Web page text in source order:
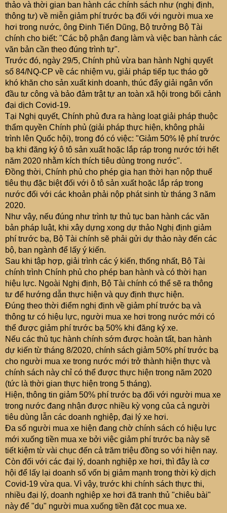
thảo và thời gian ban hành các chính sách như (nghị định,
thông tư) về miễn giảm phí trước bạ đối với người mua xe
hơi trong nước, ông Đinh Tiến Dũng, Bộ trưởng Bộ Tài
chính cho biết: "Các bộ phận đang làm và việc ban hành các
văn bản cần theo đúng trình tự".
Trước đó, ngày 29/5, Chính phủ vừa ban hành Nghị quyết
số 84/NQ-CP về các nhiệm vụ, giải pháp tiếp tục tháo gỡ
khó khăn cho sản xuất kinh doanh, thúc đẩy giải ngân vốn
đầu tư công và bảo đảm trật tự an toàn xã hội trong bối cảnh
đại dịch Covid-19.
Tại Nghị quyết, Chính phủ đưa ra hàng loạt giải pháp thuộc
thẩm quyền Chính phủ (giải pháp thực hiện, không phải
trình lên Quốc hội), trong đó có việc: "Giảm 50% lệ phí trước
bạ khi đăng ký ô tô sản xuất hoặc lắp ráp trong nước tới hết
năm 2020 nhằm kích thích tiêu dùng trong nước".
Đồng thời, Chính phủ cho phép gia hạn thời hạn nộp thuế
tiêu thụ đặc biệt đối với ô tô sản xuất hoặc lắp ráp trong
nước đối với các khoản phải nộp phát sinh từ tháng 3 năm
2020.
Như vậy, nếu đúng như trình tự thủ tục ban hành các văn
bản pháp luật, khi xây dựng xong dự thảo Nghị định giảm
phí trước bạ, Bộ Tài chính sẽ phải gửi dự thảo này đến các
bộ, ban ngành để lấy ý kiến.
Sau khi tập hợp, giải trình các ý kiến, thống nhất, Bộ Tài
chính trình Chính phủ cho phép ban hành và có thời hạn
hiệu lực. Ngoài Nghị định, Bộ Tài chính có thể sẽ ra thông
tư để hướng dẫn thực hiện và quy định thực hiện.
Đúng theo thời điểm nghị định về giảm phí trước bạ và
thông tư có hiệu lực, người mua xe hơi trong nước mới có
thể được giảm phí trước bạ 50% khi đăng ký xe.
Nếu các thủ tục hành chính sớm được hoàn tất, ban hành
dự kiến từ tháng 8/2020, chính sách giảm 50% phí trước bạ
cho người mua xe trong nước mới trở thành hiện thực và
chính sách này chỉ có thể được thực hiện trong năm 2020
(tức là thời gian thực hiện trong 5 tháng).
Hiện, thông tin giảm 50% phí trước bạ đối với người mua xe
trong nước đang nhận được nhiều kỳ vọng của cả người
tiêu dùng lẫn các doanh nghiệp, đại lý xe hơi.
Đa số người mua xe hiện đang chờ chính sách có hiệu lực
mới xuống tiền mua xe bởi việc giảm phí trước bạ này sẽ
tiết kiệm từ vài chục đến cả trăm triệu đồng so với hiện nay.
Còn đối với các đại lý, doanh nghiệp xe hơi, thì đây là cơ
hội để lấy lại doanh số vốn bị giảm mạnh trong thời kỳ dịch
Covid-19 vừa qua. Vì vậy, trước khi chính sách thực thi,
nhiều đại lý, doanh nghiệp xe hơi đã tranh thủ "chiêu bài"
này để "dụ" người mua xuống tiền đặt cọc mua xe.